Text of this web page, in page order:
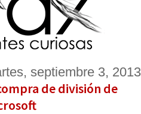
septiembre 3, 2013
de división de